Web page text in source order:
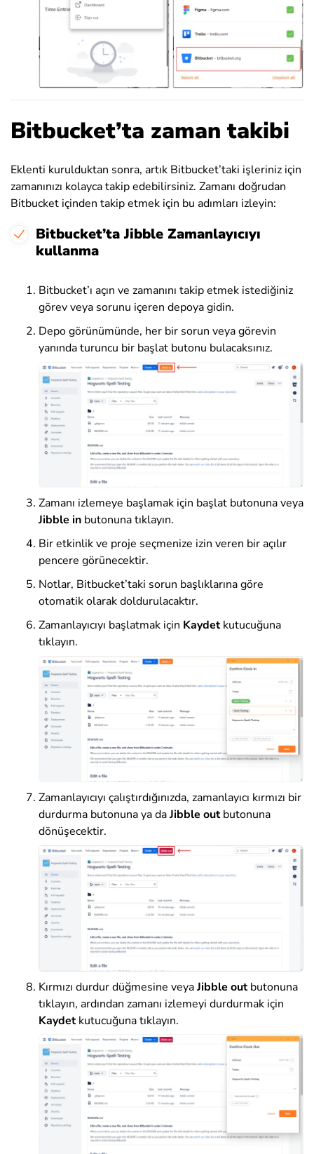
Bitbucket’ta zaman takibi
Eklenti kurulduktan sonra, artık Bitbucket’taki işleriniz için
zamanınızı kolayca takip edebilirsiniz. Zamanı doğrudan
Bitbucket içinden takip etmek için bu adımları izleyin:
Bitbucket’ta Jibble Zamanlayıcıyı
kullanma
Bitbucket’ı açın ve zamanını takip etmek istediğiniz
görev veya sorunu içeren depoya gidin.
Depo görünümünde, her bir sorun veya görevin
yanında turuncu bir başlat butonu bulacaksınız.
Zamanı izlemeye başlamak için başlat butonuna veya
Jibble in butonuna tıklayın.
Bir etkinlik ve proje seçmenize izin veren bir açılır
pencere görünecektir.
Notlar, Bitbucket’taki sorun başlıklarına göre
otomatik olarak doldurulacaktır.
Zamanlayıcıyı başlatmak için Kaydetkutucuğuna
tıklayın.
Zamanlayıcıyı çalıştırdığınızda, zamanlayıcı kırmızı bir
durdurma butonuna ya daJibble outbutonuna
dönüşecektir.
Kırmızı durdur düğmesine veyaJibble outbutonuna
tıklayın, ardından zamanı izlemeyi durdurmak için
Kaydetkutucuğuna tıklayın.